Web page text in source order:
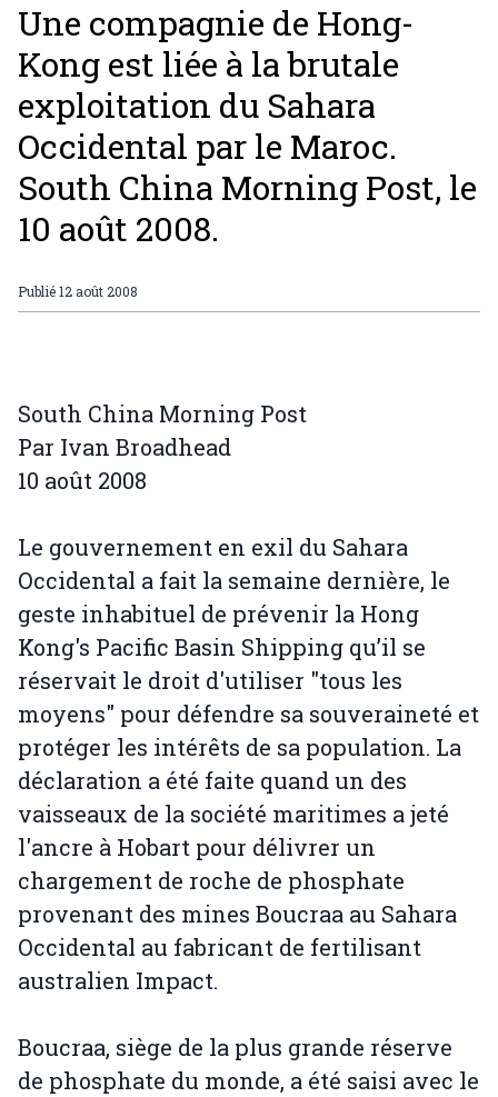
Une compagnie de Hong-
Kong est liée à la brutale
exploitation du Sahara
Occidental par le Maroc.
South China Morning Post, le
10 août 2008.
Publié12 août 2008
South China Morning Post
Par Ivan Broadhead
10 août 2008
Le gouvernement en exil du Sahara
Occidental a fait la semaine dernière, le
geste inhabituel de prévenir la Hong
Kong's Pacific Basin Shipping qu’il se
réservait le droit d'utiliser "tous les
moyens" pour défendre sa souveraineté et
protéger les intérêts de sa population. La
déclaration a été faite quand un des
vaisseaux de la société maritimes a jeté
l'ancre à Hobart pour délivrer un
chargement de roche de phosphate
provenant des mines Boucraa au Sahara
Occidental au fabricant de fertilisant
australien Impact.
Boucraa, siège de la plus grande réserve
de phosphate du monde, a été saisi avec le